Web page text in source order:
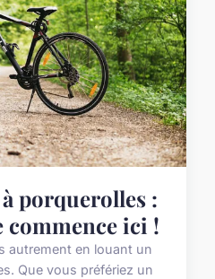
porquerolles :
commence ici !
autrement en louant un
Que vous préfériez un